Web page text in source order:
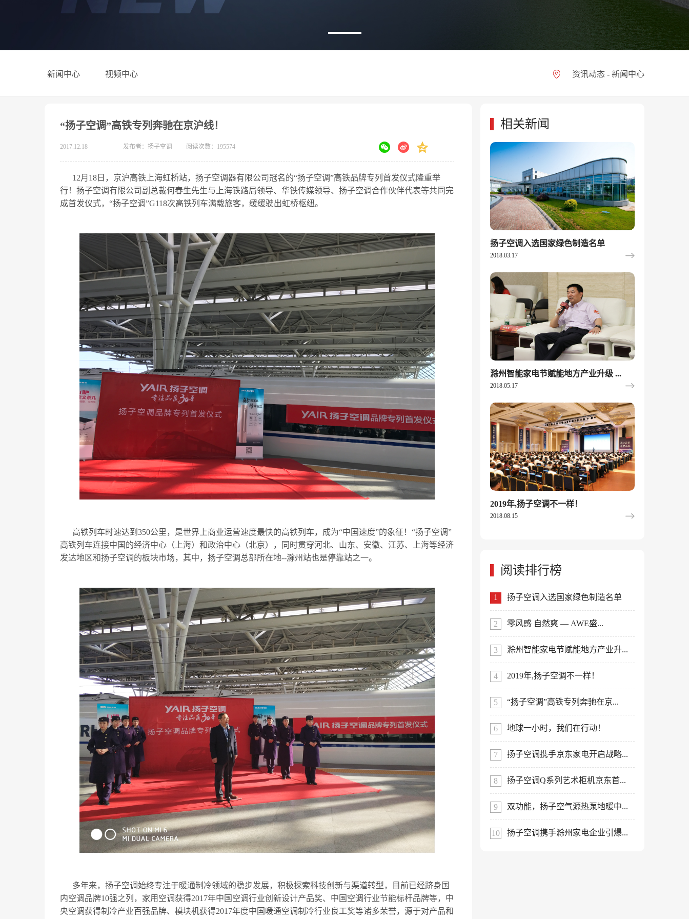
新闻中心 视频中心 资讯动态 - 新闻中心
“扬子空调”高铁专列奔驰在京沪线！
2017.12.18 发布者：扬子空调 阅读次数：195574
12月18日，京沪高铁上海虹桥站，扬子空调器有限公司冠名的“扬子空调”高铁品牌专列首发仪式隆重举
行！扬子空调有限公司副总裁何春生先生与上海铁路局领导、华铁传媒领导、扬子空调合作伙伴代表等共同完
成首发仪式，“扬子空调”G118次高铁列车满载旅客，缓缓驶出虹桥枢纽。
高铁列车时速达到350公里，是世界上商业运营速度最快的高铁列车，成为“中国速度”的象征！“扬子空调”
高铁列车连接中国的经济中心（上海）和政治中心（北京），同时贯穿河北、山东、安徽、江苏、上海等经济
发达地区和扬子空调的板块市场，其中，扬子空调总部所在地--滁州站也是停靠站之一。
多年来，扬子空调始终专注于暖通制冷领域的稳步发展，积极探索科技创新与渠道转型，目前已经跻身国
内空调品牌10强之列，家用空调获得2017年中国空调行业创新设计产品奖、中国空调行业节能标杆品牌等，中
央空调获得制冷产业百强品牌、模块机获得2017年度中国暖通空调制冷行业良工奖等诸多荣誉，源于对产品和
相关新闻
扬子空调入选国家绿色制造名单
2018.03.17
滁州智能家电节赋能地方产业升级 ...
2018.05.17
2019年,扬子空调不一样！
2018.08.15
阅读排行榜
扬子空调入选国家绿色制造名单
零风感 自然爽 — AWE盛...
滁州智能家电节赋能地方产业升...
2019年,扬子空调不一样！
“扬子空调”高铁专列奔驰在京...
地球一小时，我们在行动！
扬子空调携手京东家电开启战略...
扬子空调Q系列艺术柜机京东首...
双功能，扬子空气源热泵地暖中...
扬子空调携手滁州家电企业引爆...